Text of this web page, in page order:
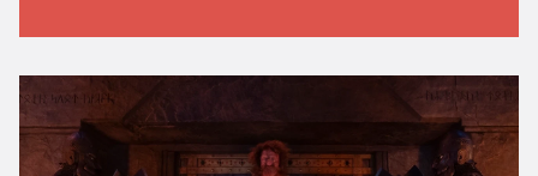
Мало того, что Саурон весь сезон
отирался на расстоянии удара
кинжалом от неё, так ещё и она сама